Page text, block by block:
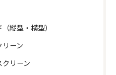
縦型・横型）
リーン
リーン